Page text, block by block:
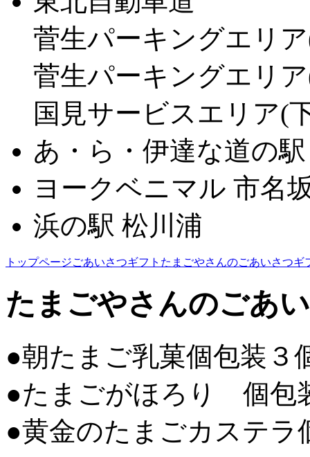
菅生パーキングエリ
菅生パーキングエリ
国見サービスエリア(
あ・ら・伊達な道の駅
ヨークベニマル 市名
浜の駅 松川浦
トップページごあいさつギフト たまごやさんのごあいさつギ
たまごやさんのごあ
●朝たまご乳菓個包装
●たまごがほろり 個
●黄金のたまごカステ